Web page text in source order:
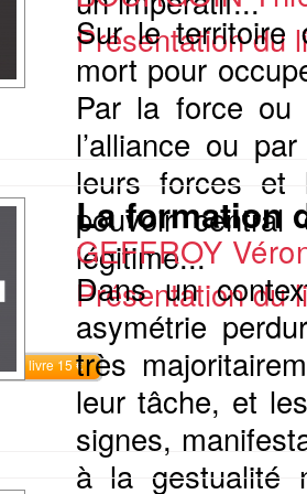
Présentation du
Sur le territoire
mort pour
Par la force ou
l’alliance ou
leurs forces et
pouvoir central
légitime...
Présentation du
le livre 15 €
La formation
GEFFROY
Dans un
asymétrie
très
leur tâche, et
signes,
à la gestualité